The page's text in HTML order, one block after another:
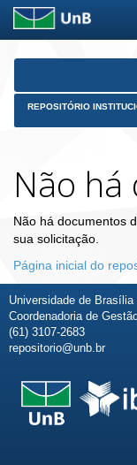
Skip
REPOSITÓRIO
Não
Não há documentos
sua solicitação.
Página inicial do
Universidade de
Coordenadoria de
(61) 3107-2683
repositorio@unb.br